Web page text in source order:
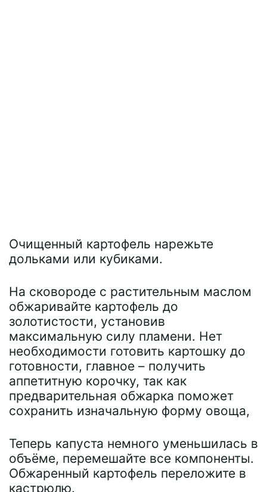
Очищенный картофель нарежьте
дольками или кубиками.
На сковороде с растительным маслом
обжаривайте картофель до
золотистости, установив
максимальную силу пламени. Нет
необходимости готовить картошку до
готовности, главное – получить
аппетитную корочку, так как
предварительная обжарка поможет
сохранить изначальную форму овоща,
Теперь капуста немного уменьшилась в
объёме, перемешайте все компоненты.
Обжаренный картофель переложите в
кастрюлю.